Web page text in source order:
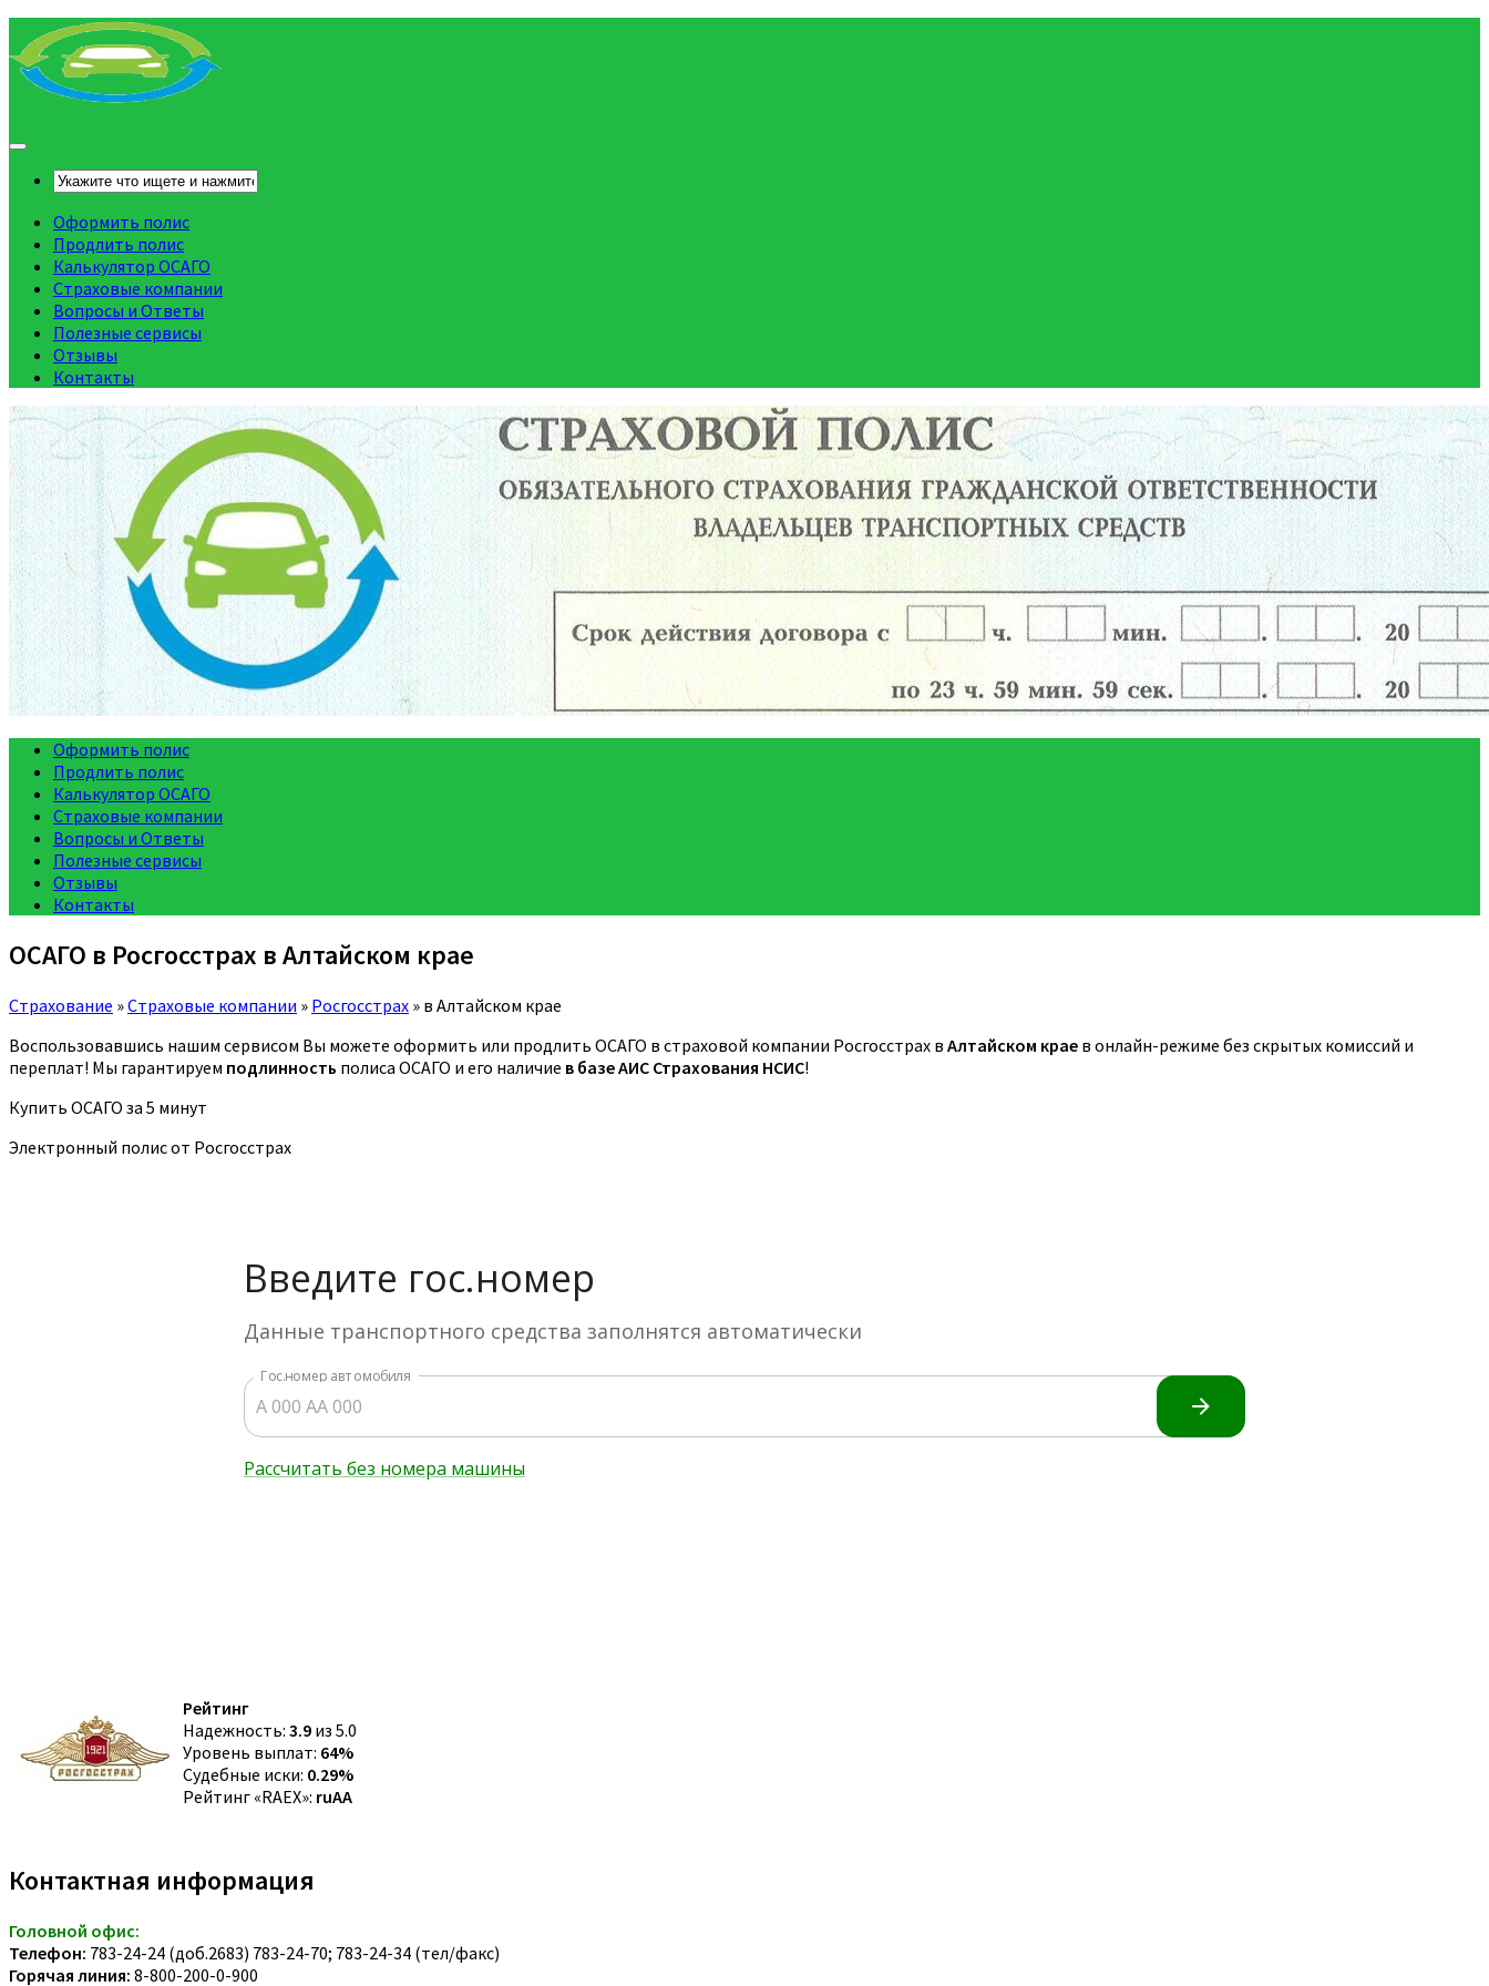
Оформить полис
Продлить полис
Калькулятор ОСАГО
Страховые компании
Вопросы и Ответы
Полезные сервисы
Отзывы
Контакты
Оформить полис
Продлить полис
Калькулятор ОСАГО
Страховые компании
Вопросы и Ответы
Полезные сервисы
Отзывы
Контакты
ОСАГО в Росгосстрах в Алтайском крае
Страхование »Страховые компании » Росгосстрах » в Алтайском крае
Воспользовавшись нашим сервисом Вы можете оформить или продлить ОСАГО в страховой компании Росгосстрах в Алтайском крае в онлайн-режиме без скрытых комиссий и
переплат! Мы гарантируем подлинность полиса ОСАГО и его наличие в базе АИС Страхования НСИС!
Купить ОСАГО за 5 минут
Электронный полис от Росгосстрах
Рейтинг
Надежность: 3.9 из 5.0
Уровень выплат: 64%
Судебные иски: 0.29%
Рейтинг «RAEX»: ruAA
Контактная информация
Головной офис:
Телефон: 783-24-24 (доб.2683) 783-24-70; 783-24-34 (тел/факс)
Горячая линия: 8-800-200-0-900